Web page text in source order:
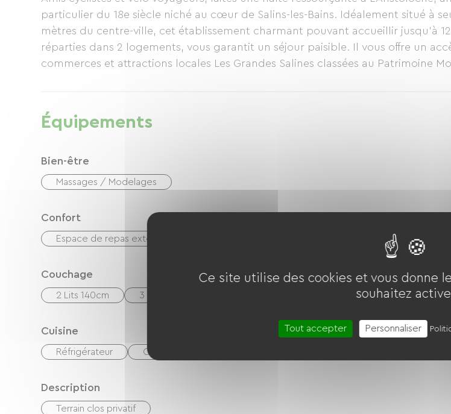
particulier du 18e siècle niché au cœur de Salins-les-Bains. Idéalement situé à
mètres du centre-ville, cet établissement charmant pouvant accueillir jusqu’à
réparties dans 2 logements, vous garantit un séjour paisible. Il vous offre un
commerces et attractions locales Les Grandes Salines classées au Patrimoine
Au plaisir de vous accueillir !
Équipements
Bien-être
Massages / Modelages
Confort
Espace de repas extérieur
Couchage
2 Lits 140cm 3 Lits 90cm
Cuisine
Réfrigérateur Congélateur
Description
Terrain clos privatif
Ce site utilise des cookies et vous donne
souhaitez
Tout accepter Personnaliser